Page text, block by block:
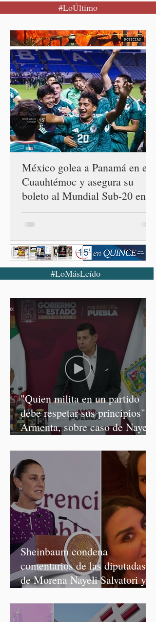
punto de partida de la
Reforestación, una
estrategia del Gobierno de
México que reunirá de
manera simultánea a
autoridades, ejidos,
comunidades y ciudadanía de
las 32 entidades para
impulsar la restauración de
los ecosistemas forestales.
Durante la Mañanera del
Pueblo, a través de un
#LoÚltimo
México golea a Panamá en el
Cuauhtémoc y asegura su
boleto al Mundial Sub-20 en
2027
#LoMásLeído
"Quien milita en un partido
debe respetar sus principios":
Armenta, sobre caso de Nayeli
Sheinbaum condena
comentarios de las diputadas
de Morena Nayeli Salvatori y